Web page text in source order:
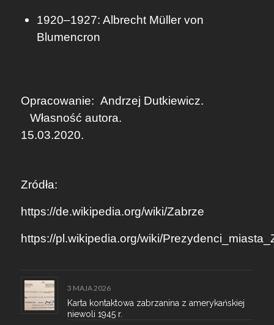
1920–1927: Albrecht Müller von
Blumencron
Opracowanie: Andrzej Dutkiewicz.
Własność autora.
15.03.2020.
Zródła:
https://de.wikipedia.org/wiki/Zabrze
https://pl.wikipedia.org/wiki/
3 MAJA 2026
Karta kontaktowa zabrzanina z amerykańskiej
niewoli 1945 r.